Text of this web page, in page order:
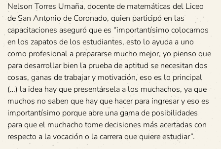
Nelson Torres Umaña, docente de matemáticas del Liceo
de San Antonio de Coronado, quien participó en las
capacitaciones aseguró que es “importantísimo colocarnos
en los zapatos de los estudiantes, esto lo ayuda a uno
como profesional a prepararse mucho mejor, yo pienso que
para desarrollar bien la prueba de aptitud se necesitan dos
cosas, ganas de trabajar y motivación, eso es lo principal
(…) la idea hay que presentársela a los muchachos, ya que
muchos no saben que hay que hacer para ingresar y eso es
importantísimo porque abre una gama de posibilidades
para que el muchacho tome decisiones más acertadas con
respecto a la vocación o la carrera que quiere estudiar”.